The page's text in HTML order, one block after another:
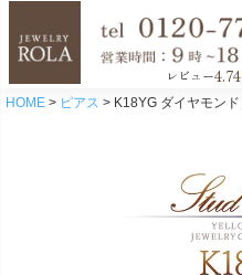
レビュー4.74
HOME ピアス K18YG ダイヤモン